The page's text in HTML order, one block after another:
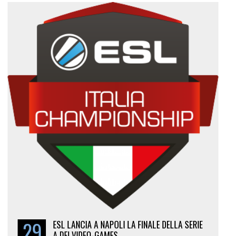
ESL LANCIA A NAPOLI LA FINALE DELLA SERIE